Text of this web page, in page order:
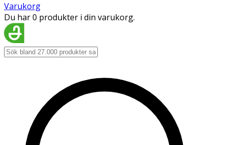
Varukorg
Du har 0 produkter i din varukorg.